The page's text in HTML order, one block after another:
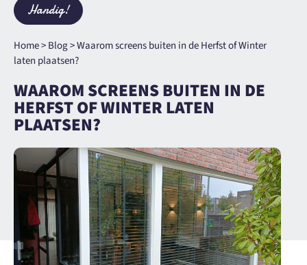
Handig!
Home>Blog>Waarom screens buiten in de Herfst of Winter
laten plaatsen?
WAAROM SCREENS BUITEN IN DE
HERFST OF WINTER LATEN
PLAATSEN?